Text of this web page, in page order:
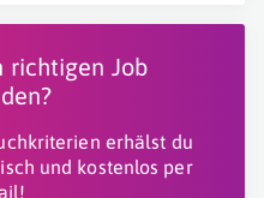
richtigen Job
erhälst du
und kostenlos per